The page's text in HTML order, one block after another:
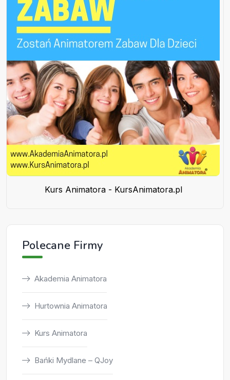
Kurs Animatora - KursAnimatora.pl
Polecane Firmy
Akademia Animatora
Hurtownia Animatora
Kurs Animatora
Bańki Mydlane – QJoy